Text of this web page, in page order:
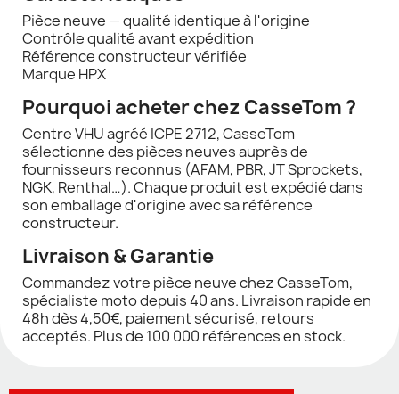
Pièce neuve — qualité identique à l'origine
Contrôle qualité avant expédition
Référence constructeur vérifiée
Marque HPX
Pourquoi acheter chez CasseTom ?
Centre VHU agréé ICPE 2712, CasseTom
sélectionne des pièces neuves auprès de
fournisseurs reconnus (AFAM, PBR, JT Sprockets,
NGK, Renthal…). Chaque produit est expédié dans
son emballage d'origine avec sa référence
constructeur.
Livraison & Garantie
Commandez votre pièce neuve chez CasseTom,
spécialiste moto depuis 40 ans. Livraison rapide en
48h dès 4,50€, paiement sécurisé, retours
acceptés. Plus de 100 000 références en stock.